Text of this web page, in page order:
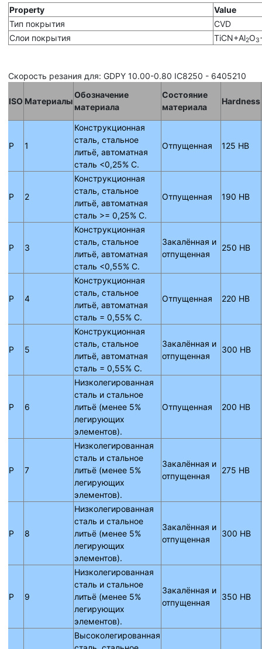
Property
Value
Тип покрытия
CVD
Слои покрытия
TiCN+Al2O3
Скорость резания для: GDPY 10.00-0.80 IC8250 - 6405210
ISO Материалы
Обозначение
материала
Состояние
материала
Hardness
P 1
Конструкционная
сталь, стальное
литьё, автоматная
сталь <0,25% C.
Отпущенная 125 HB
P 2
Конструкционная
сталь, стальное
литьё, автоматная
сталь >= 0,25% C.
Отпущенная 190 HB
P 3
Конструкционная
сталь, стальное
литьё, автоматная
сталь <0,55% C.
Закалённая и
отпущенная
250 HB
P 4
Конструкционная
сталь, стальное
литьё, автоматная
сталь = 0,55% C.
Отпущенная 220 HB
P 5
Конструкционная
сталь, стальное
литьё, автоматная
сталь = 0,55% C.
Закалённая и
отпущенная
300 HB
P 6
Низколегированная
сталь и стальное
литьё (менее 5%
легирующих
элементов).
Отпущенная 200 HB
P 7
Низколегированная
сталь и стальное
литьё (менее 5%
легирующих
элементов).
Закалённая и
отпущенная
275 HB
P 8
Низколегированная
сталь и стальное
литьё (менее 5%
легирующих
элементов).
Закалённая и
отпущенная
300 HB
P 9
Низколегированная
сталь и стальное
литьё (менее 5%
легирующих
элементов).
Закалённая и
отпущенная
350 HB
Высоколегированная